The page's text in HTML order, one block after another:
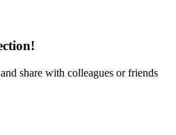
share with colleagues or friends